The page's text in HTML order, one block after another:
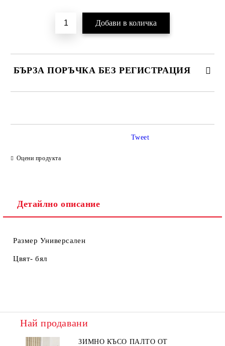
БЪРЗА ПОРЪЧКА БЕЗ РЕГИСТРАЦИЯ
Оцени продукта
Tweet
Детайлно описание
Размер Универсален
Цвят- бял
Най продавани
ЗИМНО КЪСО ПАЛТО ОТ